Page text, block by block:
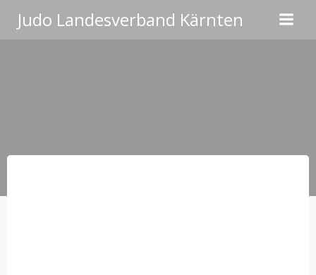
Inhalt
Judo Landesverband Kärnten